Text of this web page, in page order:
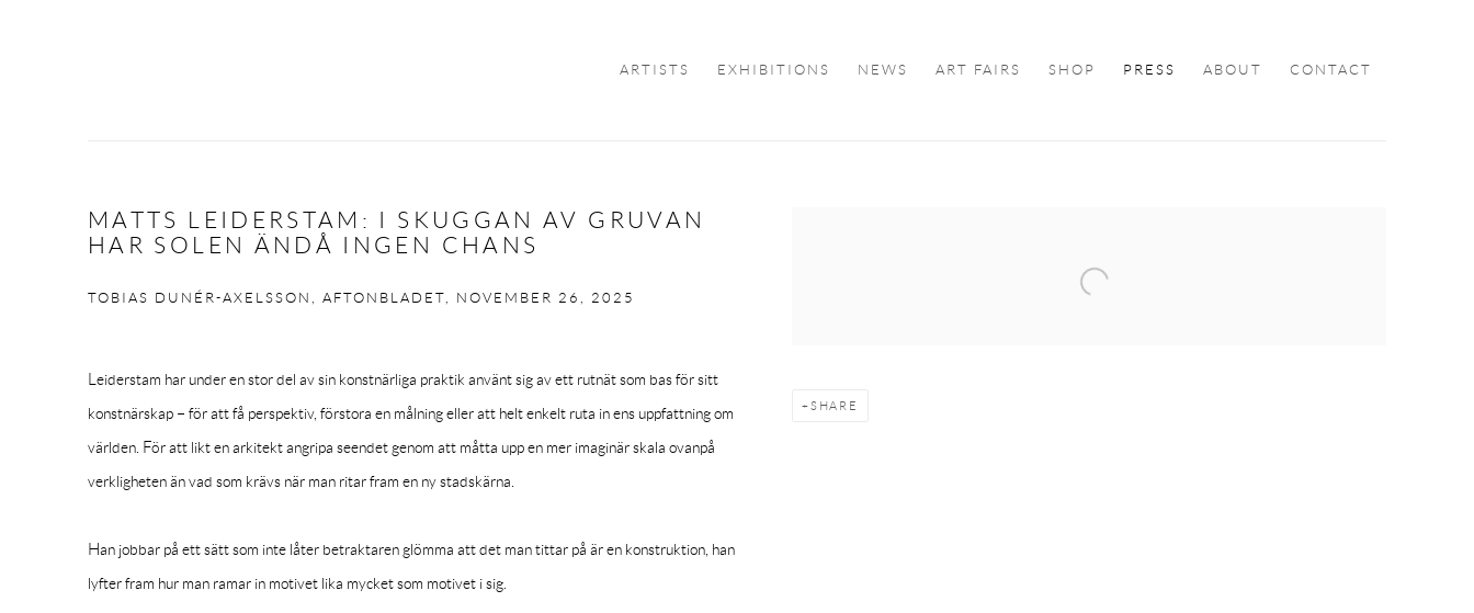
ARTISTS EXHIBITIONS NEWS ART FAIRS SHOP PRESS ABOUT CONTACT
MATTS LEIDERSTAM: I SKUGGAN AV GRUVAN
HAR SOLEN ÄNDÅ INGEN CHANS
TOBIAS DUNÉR-AXELSSON, AFTONBLADET, NOVEMBER 26, 2025
SHARE
Leiderstam har underen stor del av sin konstnärliga praktik använt sig av ett rutnät som bas för sitt
konstnärskap – för att få perspektiv, förstora en målning eller att helt enkelt ruta in ens uppfattning om
världen. För att likt en arkitekt angripa seendet genom att måtta upp en mer imaginär skala ovanpå
verkligheten än vad som krävs när man ritar fram en ny stadskärna.
Han jobbar på ett sätt som inte låter betraktaren glömma att det man tittar på är en konstruktion, han
lyfter fram hur man ramar in motivet lika mycket som motivet i sig.